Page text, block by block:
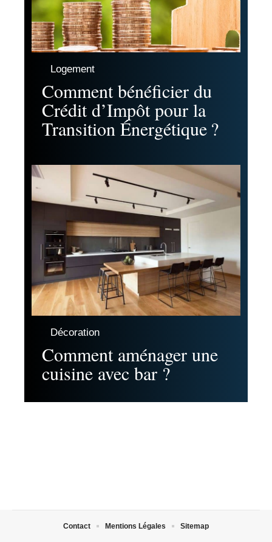
Logement
Comment bénéficier du
Crédit d’Impôt pour la
Transition Énergétique ?
Décoration
Comment aménager une
cuisine avec bar ?
Contact Mentions Légales Sitemap